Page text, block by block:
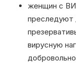
женщин с
преследуют
вирусную